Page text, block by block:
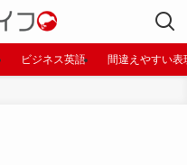
ビジネス英語 間違えやすい表